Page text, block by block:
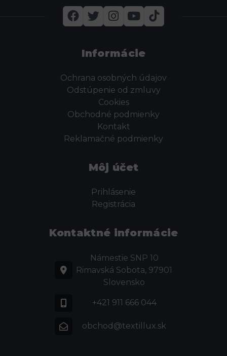
Informácie
Ochrana osobných údajov
Odstúpenie od zmluvy
Cookies
Obchodné podmienky
Kontakt
Reklamačné podmienky
Môj účet
Prihlásenie
Registrácia
Kontaktné informácie
Námestie SNP 10
Rimavská Sobota, 97901
Slovensko
+421 911 666 044
obchod@textillux.sk